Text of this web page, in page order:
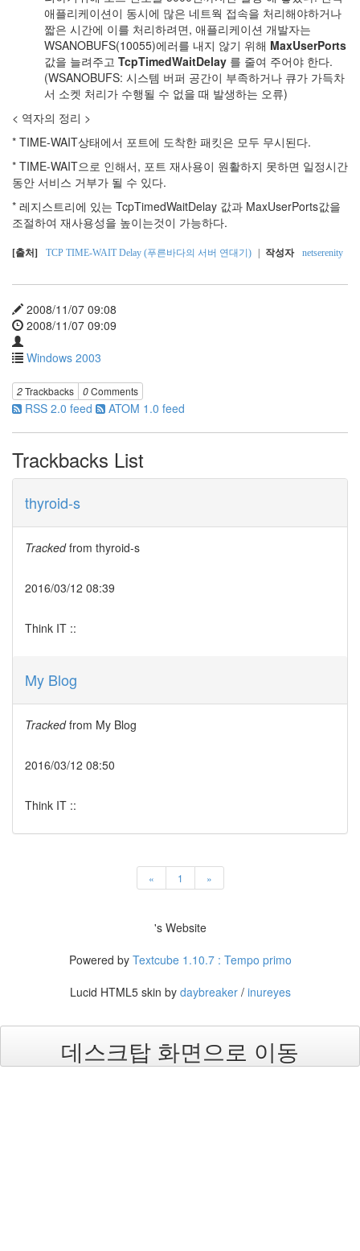
애플리케이션이 동시에 많은 네트웍 접속을 처리해야하거나
짧은 시간에 이를 처리하려면, 애플리케이션 개발자는
WSANOBUFS(10055)에러를 내지 않기 위해 MaxUserPorts
값을 늘려주고 TcpTimedWaitDelay 를 줄여 주어야 한다.
(WSANOBUFS: 시스템 버퍼 공간이 부족하거나 큐가 가득차
서 소켓 처리가 수행될 수 없을 때 발생하는 오류)
< 역자의 정리 >
* TIME-WAIT상태에서 포트에 도착한 패킷은 모두 무시된다.
* TIME-WAIT으로 인해서, 포트 재사용이 원활하지 못하면 일정시간
동안 서비스 거부가 될 수 있다.
* 레지스트리에 있는 TcpTimedWaitDelay 값과 MaxUserPorts값을
조절하여 재사용성을 높이는것이 가능하다.
[출처] TCP TIME-WAIT Delay (푸른바다의 서버 연대기) 작성자 netserenity
2008/11/07 09:08
2008/11/07 09:09
Windows 2003
2Trackbacks 0Comments
RSS 2.0 feed ATOM 1.0 feed
Trackbacks List
thyroid-s
Trackedfrom thyroid-s
2016/03/12 08:39
Think IT ::
My Blog
Trackedfrom My Blog
2016/03/12 08:50
Think IT ::
« 1 »
's Website
Powered by Textcube 1.10.7 : Tempo primo
Lucid HTML5 skin by daybreaker/ inureyes
데스크탑 화면으로 이동